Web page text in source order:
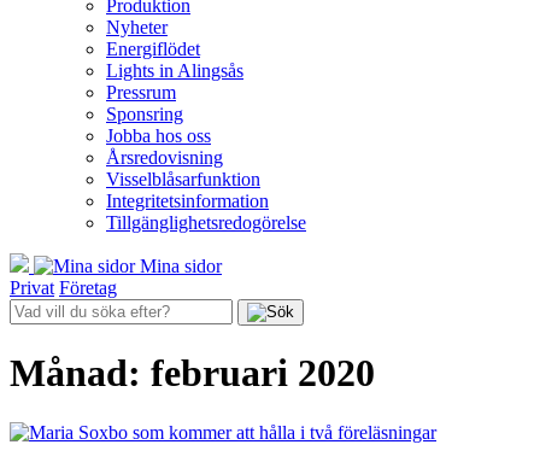
Produktion
Nyheter
Energiflödet
Lights in Alingsås
Pressrum
Sponsring
Jobba hos oss
Årsredovisning
Visselblåsarfunktion
Integritetsinformation
Tillgänglighetsredogörelse
Mina sidor
Privat Företag
Månad: februari 2020